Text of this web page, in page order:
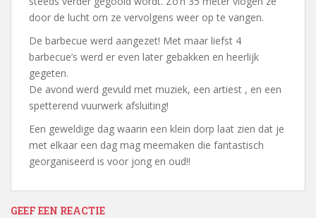
door de lucht om ze vervolgens weer op te vangen.
De barbecue werd aangezet! Met maar liefst 4
barbecue’s werd er even later gebakken en heerlijk
gegeten.
De avond werd gevuld met muziek, een artiest , en een
spetterend vuurwerk afsluiting!
Een geweldige dag waarin een klein dorp laat zien dat je
met elkaar een dag mag meemaken die fantastisch
georganiseerd is voor jong en oud!!
GEEF EEN REACTIE